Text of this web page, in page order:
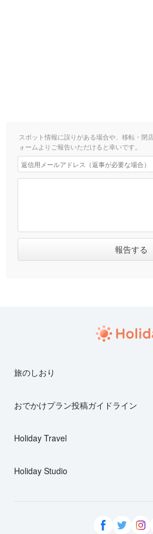
スポット情報に誤りがある場合や、移転・閉
ォームよりご報告いただけると幸いです。
旅のしおり
おでかけプラン投稿ガイドライン
Holiday Travel
Holiday Studio